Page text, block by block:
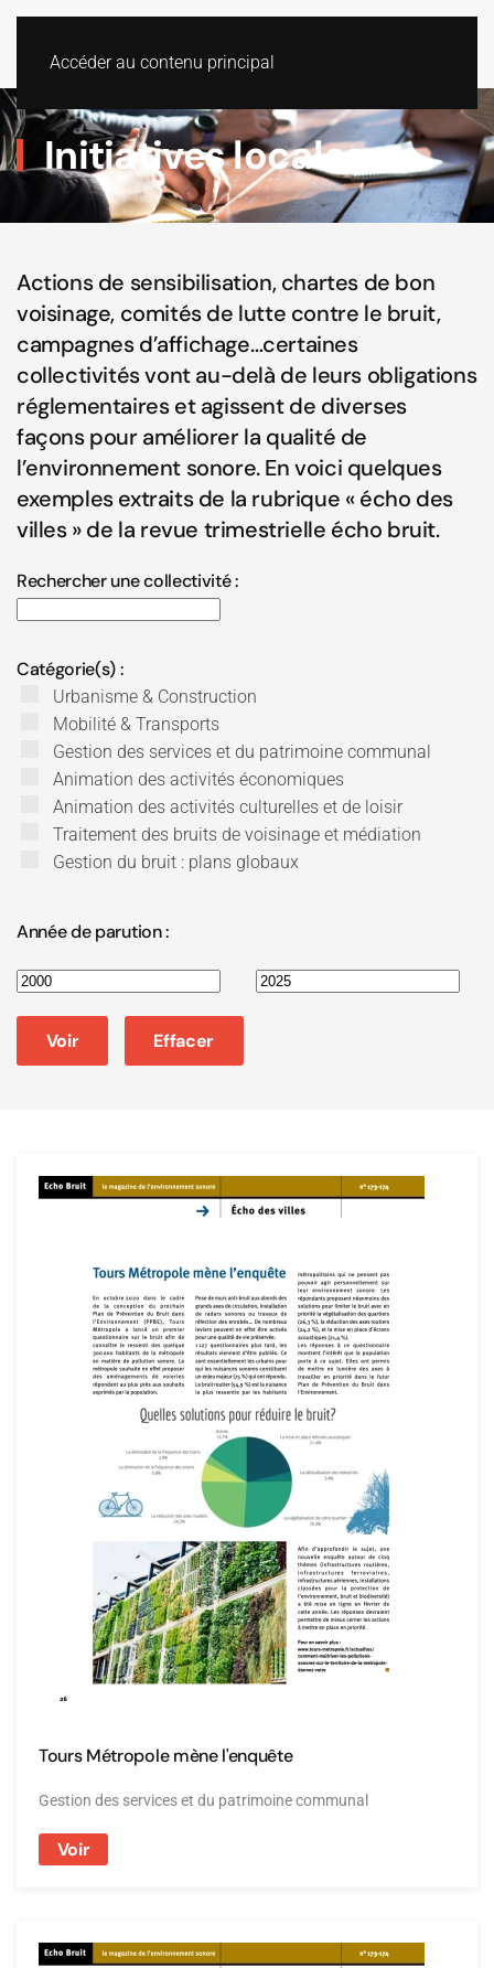
Accéder au contenu principal
Initiatives locales
Actions de sensibilisation, chartes de bon
voisinage, comités de lutte contre le bruit,
campagnes d’affichage…certaines
collectivités vont au-delà de leurs obligations
réglementaires et agissent de diverses
façons pour améliorer la qualité de
l’environnement sonore. En voici quelques
exemples extraits de la rubrique « écho des
villes » de la revue trimestrielle écho bruit.
Rechercher une collectivité :
Catégorie(s) :
Urbanisme & Construction
Mobilité & Transports
Gestion des services et du patrimoine communal
Animation des activités économiques
Animation des activités culturelles et de loisir
Traitement des bruits de voisinage et médiation
Gestion du bruit : plans globaux
Année de parution :
Voir Effacer
Tours Métropole mène l'enquête
Gestion des services et du patrimoine communal
Voir